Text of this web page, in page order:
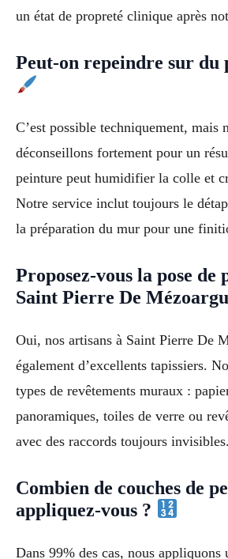
un état de propreté clinique après
Peut-on repeindre sur du
C’est possible techniquement, mais
déconseillons fortement pour un
peinture peut humidifier la colle et
Notre service inclut toujours le
la préparation du mur pour une
Proposez-vous la pose de
Saint Pierre De
Oui, nos artisans à Saint Pierre De
également d’excellents tapissiers.
types de revêtements muraux :
panoramiques, toiles de verre ou
avec des raccords toujours invisibles.
Combien de couches de
appliquez-vous ?
Dans 99% des cas, nous appliquons